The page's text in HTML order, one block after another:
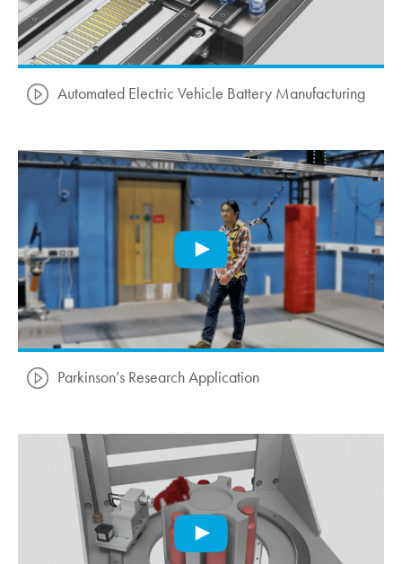
Automated Electric Vehicle Battery Manufacturing
Parkinson’s Research Application